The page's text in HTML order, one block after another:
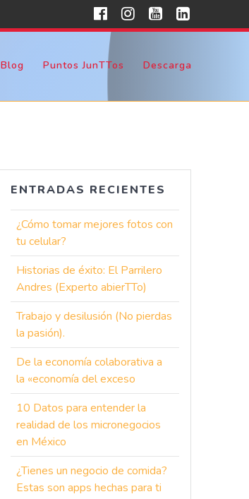
Blog Puntos JunTTos Descarga
ENTRADAS RECIENTES
¿Cómo tomar mejores fotos con
tu celular?
Historias de éxito: El Parrilero
Andres (Experto abierTTo)
Trabajo y desilusión (No pierdas
la pasión).
De la economía colaborativa a
la «economía del exceso
10 Datos para entender la
realidad de los micronegocios
en México
¿Tienes un negocio de comida?
Estas son apps hechas para ti